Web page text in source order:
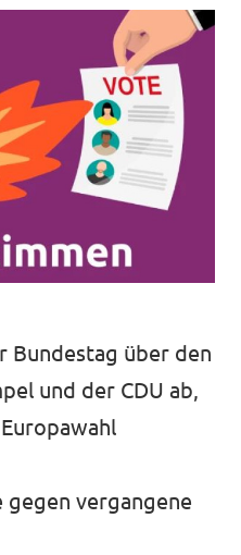
Bundestag über den
und der CDU ab,
gegen vergangene